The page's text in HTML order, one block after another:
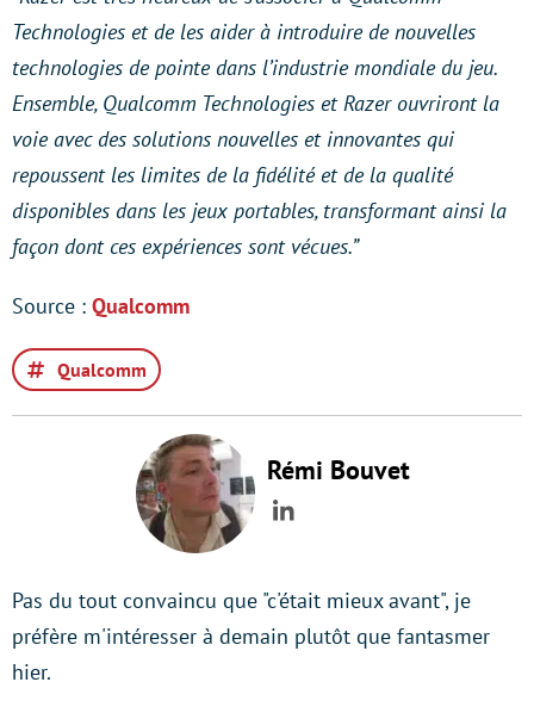
Technologies et de les aider à introduire de nouvelles
technologies de pointe dans l’industrie mondiale du jeu.
Ensemble, Qualcomm Technologies et Razer ouvriront la
voie avec des solutions nouvelles et innovantes qui
repoussent les limites de la fidélité et de la qualité
disponibles dans les jeux portables, transformant ainsi la
façon dont ces expériences sont vécues.”
Source : Qualcomm
Qualcomm
Rémi Bouvet
LinkedIn
Pas du tout convaincu que "c'était mieux avant", je
préfère m'intéresser à demain plutôt que fantasmer
hier.